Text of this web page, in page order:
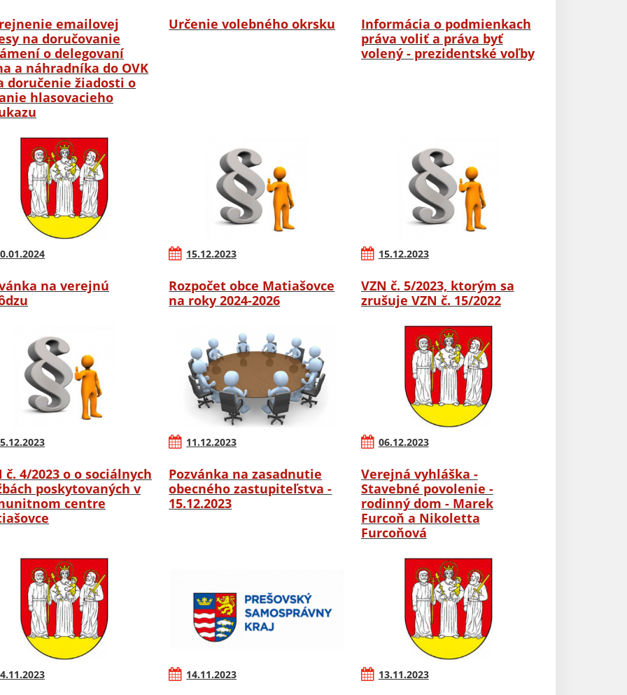
emailovej
na doručovanie
o delegovaní
a náhradníka do OVK
doručenie žiadosti o
hlasovacieho
Určenie volebného okrsku
Informácia o podmienkach
práva voliť a práva byť
volený - prezidentské voľby
na verejnú
15.12.2023
Rozpočet obce Matiašovce
na roky 2024-2026
15.12.2023
VZN č. 5/2023, ktorým sa
zrušuje VZN č. 15/2022
č. 4/2023 o o sociálnych
poskytovaných v
centre
11.12.2023
Pozvánka na zasadnutie
obecného zastupiteľstva -
15.12.2023
06.12.2023
Verejná vyhláška -
Stavebné povolenie -
rodinný dom - Marek
Furcoň a Nikoletta
Furcoňová
14.11.2023 13.11.2023